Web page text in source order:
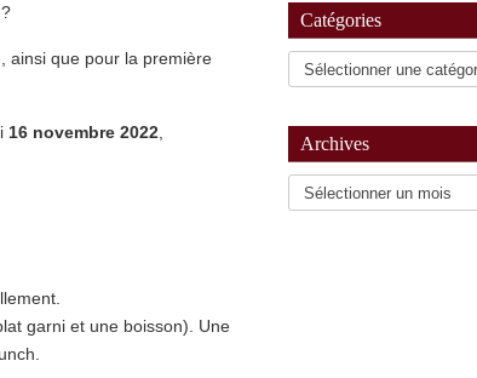
ainsi que pour la première
16 novembre 2022
garni et une boisson). Une
Catégories
Archives
Archives